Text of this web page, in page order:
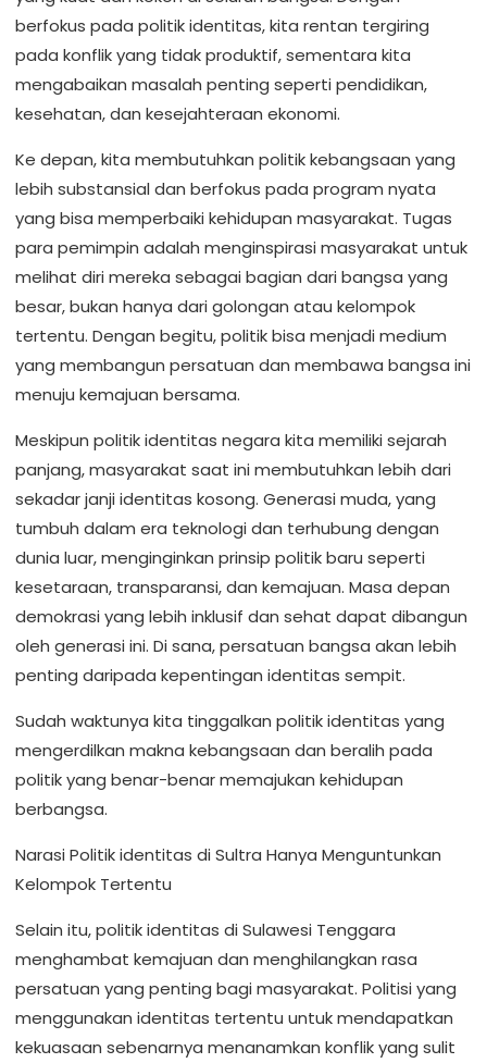
berfokus pada politik identitas, kita rentan tergiring
pada konflik yang tidak produktif, sementara kita
mengabaikan masalah penting seperti pendidikan,
kesehatan, dan kesejahteraan ekonomi.
Ke depan, kita membutuhkan politik kebangsaan yang
lebih substansial dan berfokus pada program nyata
yang bisa memperbaiki kehidupan masyarakat. Tugas
para pemimpin adalah menginspirasi masyarakat untuk
melihat diri mereka sebagai bagian dari bangsa yang
besar, bukan hanya dari golongan atau kelompok
tertentu. Dengan begitu, politik bisa menjadi medium
yang membangun persatuan dan membawa bangsa ini
menuju kemajuan bersama.
Meskipun politik identitas negara kita memiliki sejarah
panjang, masyarakat saat ini membutuhkan lebih dari
sekadar janji identitas kosong. Generasi muda, yang
tumbuh dalam era teknologi dan terhubung dengan
dunia luar, menginginkan prinsip politik baru seperti
kesetaraan, transparansi, dan kemajuan. Masa depan
demokrasi yang lebih inklusif dan sehat dapat dibangun
oleh generasi ini. Di sana, persatuan bangsa akan lebih
penting daripada kepentingan identitas sempit.
Sudah waktunya kita tinggalkan politik identitas yang
mengerdilkan makna kebangsaan dan beralih pada
politik yang benar-benar memajukan kehidupan
berbangsa.
Narasi Politik identitas di Sultra Hanya Menguntunkan
Kelompok Tertentu
Selain itu, politik identitas di Sulawesi Tenggara
menghambat kemajuan dan menghilangkan rasa
persatuan yang penting bagi masyarakat. Politisi yang
menggunakan identitas tertentu untuk mendapatkan
kekuasaan sebenarnya menanamkan konflik yang sulit